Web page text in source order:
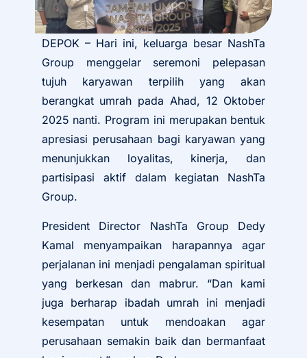
DEPOK – Hari ini, keluarga besar NashTa
Group menggelar seremoni pelepasan
tujuh karyawan terpilih yang akan
berangkat umrah pada Ahad, 12 Oktober
2025 nanti. Program ini merupakan bentuk
apresiasi perusahaan bagi karyawan yang
menunjukkan loyalitas, kinerja, dan
partisipasi aktif dalam kegiatan NashTa
Group.
President Director NashTa Group Dedy
Kamal menyampaikan harapannya agar
perjalanan ini menjadi pengalaman spiritual
yang berkesan dan mabrur. “Dan kami
juga berharap ibadah umrah ini menjadi
kesempatan untuk mendoakan agar
perusahaan semakin baik dan bermanfaat